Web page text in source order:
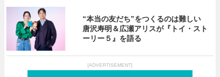
“本当の友だち”をつくるのは難しい
唐沢寿明＆広瀬アリスが『トイ・スト
ーリー５』を語る
[ADVERTISEMENT]